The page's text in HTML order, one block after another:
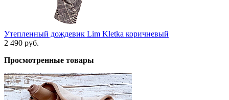
Утепленный дождевик Lim Kletka коричневый
2 490 руб.
Просмотренные товары